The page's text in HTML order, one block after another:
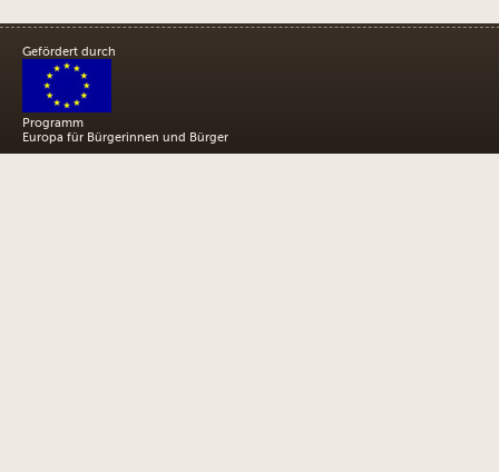
Gefördert durch
Programm
Europa für Bürgerinnen und Bürger